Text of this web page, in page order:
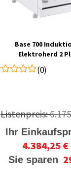
Base 700
Elektroherd 2
(0)
Listenpreis:
Ihr
4.384,25 €
Sie sparen